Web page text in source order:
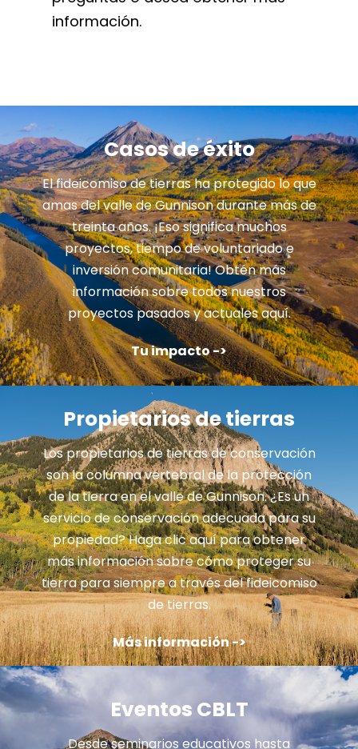
información.
Casos de éxito
El fideicomiso de tierras ha protegido lo que
amas del valle de Gunnison durante más de
treinta años. ¡Eso significa muchos
proyectos, tiempo de voluntariado e
inversión comunitaria! Obtén más
información sobre todos nuestros
proyectos pasados y actuales aquí.
Tu impacto ->
Propietarios de tierras
Los propietarios de tierras de conservación
son la columna vertebral de la protección
de la tierra en el valle de Gunnison. ¿Es un
servicio de conservación adecuada para su
propiedad? Haga clic aquí para obtener
más información sobre cómo proteger su
tierra para siempre a través del fideicomiso
de tierras.
Más información ->
Eventos CBLT
Desde seminarios educativos hasta